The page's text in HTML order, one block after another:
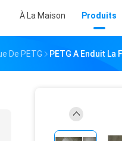
À La Maison Produits
De PETG PETG A Enduit